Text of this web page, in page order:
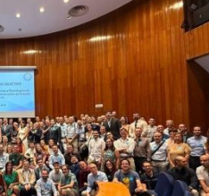
LAS NUEVAS
DE FUNCIONARIOS